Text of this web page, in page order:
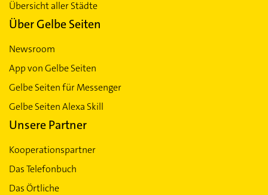
Übersicht aller Städte
Über Gelbe Seiten
Newsroom
App von Gelbe Seiten
Gelbe Seiten für Messenger
Gelbe Seiten Alexa Skill
Unsere Partner
Kooperationspartner
Das Telefonbuch
Das Örtliche